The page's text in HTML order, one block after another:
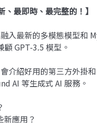
、最即時、最完整的！】
入最新的多模態模型和
GPT-3.5 模型。
介紹好用的第三方外
AI 等生成式 AI 服務。
應用？